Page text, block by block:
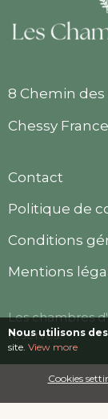
8 Chemin des
Chessy France
Contact
Politique de
Conditions
Mentions
Les chambres
réservés.
Nous utilisons
site. View more
Cookies